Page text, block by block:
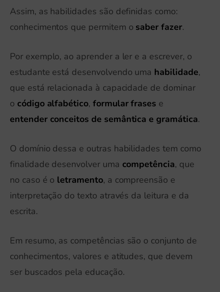
Assim, as habilidades são definidas como:
conhecimentos que permitem o saber fazer.
Por exemplo, ao aprender a ler e a escrever, o
estudante está desenvolvendo uma habilidade,
que está relacionada à capacidade de dominar
o código alfabético, formular frases e
entender conceitos de semântica e gramática.
O domínio dessa e outras habilidades tem como
finalidade desenvolver uma competência, que
no caso é o letramento, a compreensão e
interpretação do texto através da leitura e da
escrita.
Em resumo, as competências são o conjunto de
conhecimentos, valores e atitudes, que devem
ser buscados pela educação.